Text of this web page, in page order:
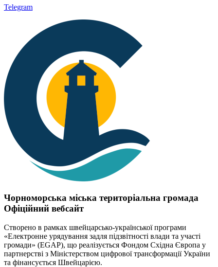
Telegram
Чорноморська міська територіальна громада
Офіційний вебсайт
Створено в рамках швейцарсько-української програми
«Електронне урядування задля підзвітності влади та участі
громади» (EGAP), що реалізується Фондом Східна Європа у
партнерстві з Міністерством цифрової трансформації України
та фінансується Швейцарією.